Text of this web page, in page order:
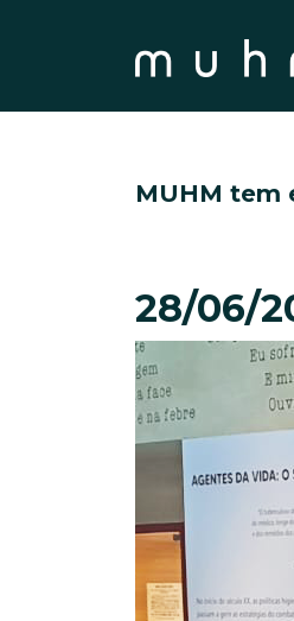
MUHM tem
28/06/